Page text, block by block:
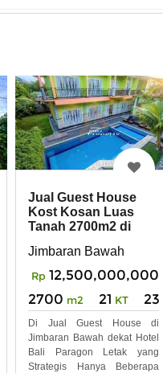
Jual Guest House
Kost Kosan Luas
Tanah 2700m2 di
Jimbaran Bawah
Rp 12,500,000,000
2700 m2 21 KT 23
Di Jual Guest House di
Jimbaran Bawah dekat Hotel
Bali Paragon Letak yang
Strategis Hanya Beberapa